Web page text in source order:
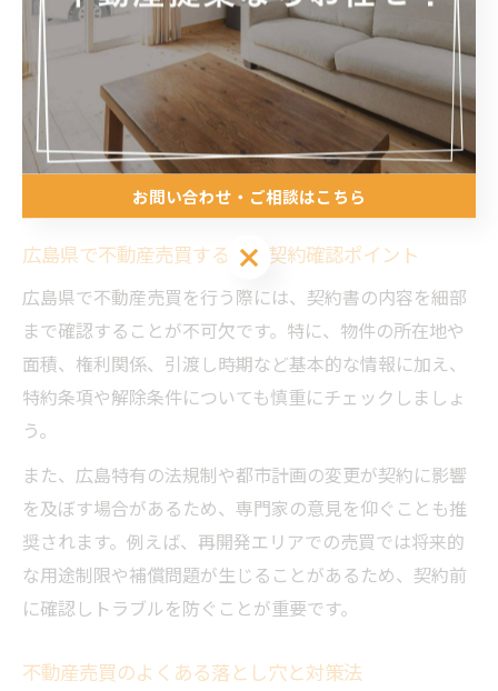
具体的には、紹介業者を通じて信頼できる不動産会社を
選定し、物件の法的な問題や権利関係の調査を徹底する
ことが重要です。これにより、売買後のトラブルや隠れ
た瑕疵を回避し、安心して取引を進められます。広島の
地元事情を熟知した紹介業者を選ぶことが成功のポイン
広島県で不動産売買する際の契約確認ポイント
広島県で不動産売買を行う際には、契約書の内容を細部
まで確認することが不可欠です。特に、物件の所在地や
面積、権利関係、引渡し時期など基本的な情報に加え、
特約条項や解除条件についても慎重にチェックしましょ
う。
また、広島特有の法規制や都市計画の変更が契約に影響
を及ぼす場合があるため、専門家の意見を仰ぐことも推
奨されます。例えば、再開発エリアでの売買では将来的
な用途制限や補償問題が生じることがあるため、契約前
に確認しトラブルを防ぐことが重要です。
不動産売買のよくある落とし穴と対策法
お問い合わせ・ご相談はこちら
お問い合わせ・ご相談はこちら